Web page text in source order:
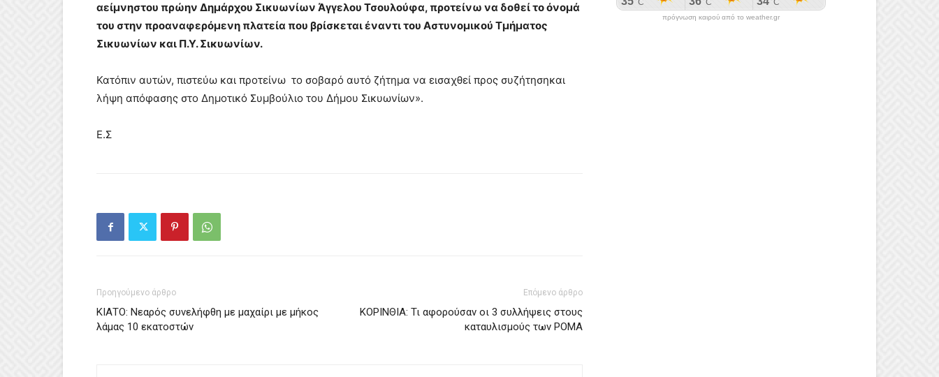
αείμνηστου πρώην Δημάρχου Σικυωνίων Άγγελου Τσουλούφα, προτείνω να δοθεί το όνομά
του στην προαναφερόμενη πλατεία που βρίσκεται έναντι του Αστυνομικού Τμήματος
Σικυωνίων και Π.Υ. Σικυωνίων.
Κατόπιν αυτών, πιστεύω και προτείνω το σοβαρό αυτό ζήτημα να εισαχθεί προς συζήτησηκαι
λήψη απόφασης στο Δημοτικό Συμβούλιο του Δήμου Σικυωνίων».
Ε.Σ
Προηγούμενο άρθρο
ΚΙΑΤΟ: Νεαρός συνελήφθη με μαχαίρι με μήκος
λάμας 10 εκατοστών
Επόμενο άρθρο
ΚΟΡΙΝΘΙΑ: Τι αφορούσαν οι 3 συλλήψεις στους
καταυλισμούς των ΡΟΜΑ
πρόγνωση καιρού από το weather.gr